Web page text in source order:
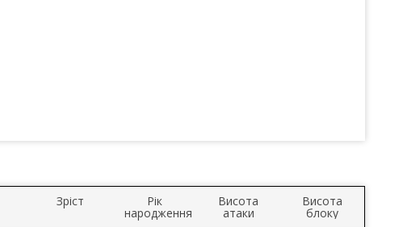
Зріст Рік
народження
Висота
атаки
Висота
блоку